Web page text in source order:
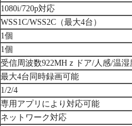
1080i/720p対応
WSS1C/WSS2C（最大4台）
1個
1個
受信周波数922MHｚドア/人感/温湿
最大4台同時録画可能
1/2/4
専用アプリにより対応可能
ネットワーク対応